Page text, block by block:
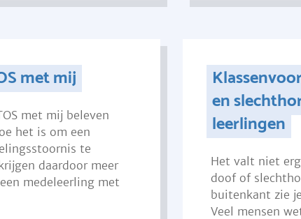
met mij
met mij beleven
het is om een
te
daardoor meer
medeleerling met
en
leerlingen
Het valt niet
doof of
buitenkant zie
Veel mensen